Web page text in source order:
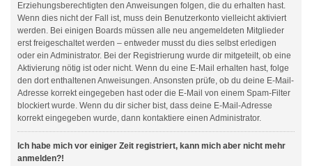
Erziehungsberechtigten den Anweisungen folgen, die du erhalten hast.
Wenn dies nicht der Fall ist, muss dein Benutzerkonto vielleicht aktiviert
werden. Bei einigen Boards müssen alle neu angemeldeten Mitglieder
erst freigeschaltet werden – entweder musst du dies selbst erledigen
oder ein Administrator. Bei der Registrierung wurde dir mitgeteilt, ob eine
Aktivierung nötig ist oder nicht. Wenn du eine E-Mail erhalten hast, folge
den dort enthaltenen Anweisungen. Ansonsten prüfe, ob du deine E-Mail-
Adresse korrekt eingegeben hast oder die E-Mail von einem Spam-Filter
blockiert wurde. Wenn du dir sicher bist, dass deine E-Mail-Adresse
korrekt eingegeben wurde, dann kontaktiere einen Administrator.
Ich habe mich vor einiger Zeit registriert, kann mich aber nicht mehr
anmelden?!